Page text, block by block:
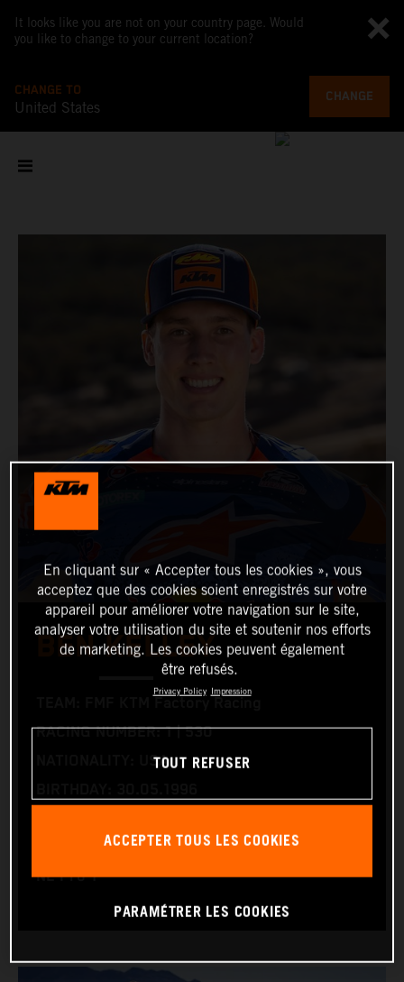
It looks like you are not on your country page. Would
you like to change to your current location?
CHANGE TO
United States
CHANGE
BEN KELLEY
RACING NUMBER: 1 | 530
NATIONALITY: USA
WORLD CHAMPIONSHIPS: GNCC XC1 Pro and
NE Pro 1
En cliquant sur « Accepter tous les cookies », vous
acceptez que des cookies soient enregistrés sur votre
appareil pour améliorer votre navigation sur le site,
analyser votre utilisation du site et soutenir nos efforts
de marketing. Les cookies peuvent également
être refusés.
Privacy Policy Impression
TOUT REFUSER
ACCEPTER TOUS LES COOKIES
PARAMÉTRER LES COOKIES